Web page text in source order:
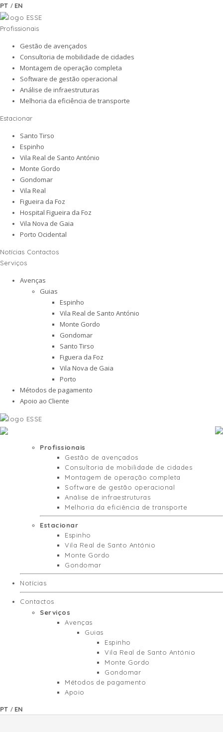
PT / EN
Profissionais
Gestão de avençados
Consultoria de mobilidade de cidades
Montagem de operação completa
Software de gestão operacional
Análise de infraestruturas
Melhoria da eficiência de transporte
Estacionar
Santo Tirso
Espinho
Vila Real de Santo António
Monte Gordo
Gondomar
Vila Real
Figueira da Foz
Hospital Figueira da Foz
Vila Nova de Gaia
Porto Ocidental
Notícias Contactos
Serviços
Avenças
Guias
Espinho
Vila Real de Santo António
Monte Gordo
Gondomar
Santo Tirso
Figuera da Foz
Vila Nova de Gaia
Porto
Métodos de pagamento
Apoio ao Cliente
Profissionais
Gestão de avençados
Consultoria de mobilidade de cidades
Montagem de operação completa
Software de gestão operacional
Análise de infraestruturas
Melhoria da eficiência de transporte
Estacionar
Espinho
Vila Real de Santo António
Monte Gordo
Gondomar
Notícias
Contactos
Serviços
Avenças
Guias
Espinho
Vila Real de Santo António
Monte Gordo
Gondomar
Métodos de pagamento
Apoio
PT / EN